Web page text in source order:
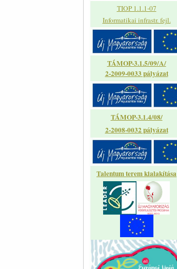
TIOP 1.1.1-07
Informatikai infrastr. fejl.
TÁMOP-3.1.5/09/A/
2-2009-0033 pályázat
TÁMOP-3.1.4/08/
2-2008-0032 pályázat
Talentum terem kialakítása